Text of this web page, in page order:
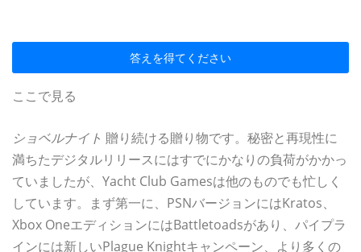
答えを得てください
ここで見る
ショベルナイト 贈り続ける贈り物です。秘密と再現性に
満ちたデジタルリリースにはすでにかなりの負荷がかかっ
ていましたが、Yacht Club Gamesは他のものでも忙しく
しています。まず第一に、PSNバージョンにはKratos、
Xbox OneエディションにはBattletoadsがあり、パイプラ
インには新しいPlague Knightキャンペーン、より多くの